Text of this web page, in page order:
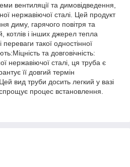
вентиляції та димовідведення,
нержавіючої сталі. Цей продукт
диму, гарячого повітря та
котлів і інших джерел тепла
такої одностінної
та довговічність:
нержавіючої сталі, ця труба є
її довгий термін
вид труби досить легкий у вазі
процес встановлення.